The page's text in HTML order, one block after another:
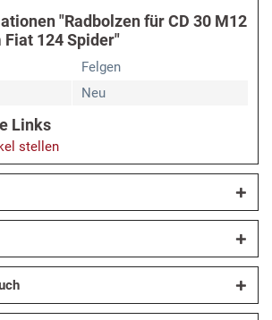
"Radbolzen für CD 30 M12
Fiat 124 Spider"
Felgen
Neu
Links
stellen